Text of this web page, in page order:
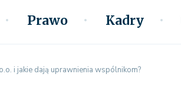
Prawo Kadry
i jakie dają uprawnienia wspólnikom?